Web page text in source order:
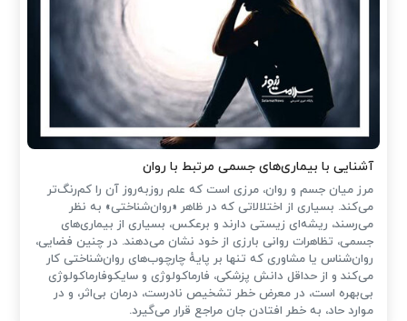
آشنایی با بیماری‌های جسمی مرتبط با روان
مرز میان جسم و روان، مرزی است که علم روزبه‌روز آن را کم‌رنگ‌تر
می‌کند. بسیاری از اختلالاتی که در ظاهر «روان‌شناختی» به نظر
می‌رسند، ریشه‌ای زیستی دارند و برعکس، بسیاری از بیماری‌های
جسمی، تظاهرات روانی بارزی از خود نشان می‌دهند. در چنین فضایی،
روان‌شناس یا مشاوری که تنها بر پایهٔ چارچوب‌های روان‌شناختی کار
می‌کند و از حداقل دانش پزشکی، فارماکولوژی و سایکوفارماکولوژی
بی‌بهره است، در معرض خطر تشخیص نادرست، درمان بی‌اثر، و در
موارد حاد، به خطر افتادن جان مراجع قرار می‌گیرد.